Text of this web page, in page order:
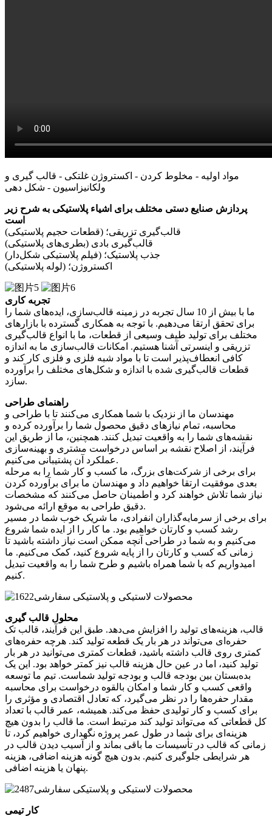
مواد اولیه - مخلوط کردن - اکستروژن غلتکی - قالب گیری و
ولکانیزاسیون - شکل دهی
پردازش صنایع دستی مختلف برای اشیاء پلاستیکی به شرح زیر
است
قالب‌گیری تزریقی؛ (قطعات حجیم پلاستیکی)
قالب‌گیری بادی (بطری‌های پلاستیکی)
جذب پلاستیک؛ (فیلم پلاستیکی شکل‌دار)
اکستروژن؛ (لوله پلاستیکی)
تجربه کاری
ما با بیش از 10 سال تجربه در زمینه قالب‌سازی، ایده‌های شما را
برای تحقق ارتقا می‌دهیم. با توجه به همکاری گسترده با بازارهای
مختلف برای تولید طیف وسیعی از قطعات، ما با انواع قالب‌گیری
تزریقی و اینسرتی آشنا هستیم. امکانات قالب‌سازی ما به اندازه
کافی انعطاف‌پذیر است تا با مواد شبه فلزی و فلزی کار کند و
قطعات قالب‌گیری شده با اندازه و شکل‌های مختلف را برآورده
سازد.
راهنمای طراحی
مهندسان ما از نزدیک با شما همکاری می‌کنند تا با طراحی و
محاسبه، تمام نیازهای دقیق محصول شما را برآورده کرده و
نقشه‌های شما را به واقعیت تبدیل کنند. همچنین، ما از طریق این
فرآیند، از اصلاح نقشه بر اساس درخواست مشتری و بهینه‌سازی
عملکرد آن پشتیبانی می‌کنیم.
برای برخی از شرکت‌های بزرگ، ما کسب و کار شما را به مرحله
بعدی موفقیت ارتقا خواهیم داد و مهندسان ما برای برآورده کردن
نیاز شما تلاش خواهند کرد و اطمینان حاصل می‌کنند که مشخصات
دقیق طراحی به موقع ارائه می‌شود.
برای برخی از سرمایه‌گذاران انفرادی، ما شریک خوب شما در مسیر
رشد کسب و کارتان خواهیم بود. ما کار را از ایده شما شروع
می‌کنیم و به شما در طراحی آنچه ممکن است نیاز داشته باشید تا
زمانی که کسب و کارتان را از پایه شروع کنید، کمک می‌کنیم. ما
امیدواریم که با شما همراه باشیم و طرح شما را به واقعیت تبدیل
کنیم.
محلول قالب گیری
قالب، هزینه‌های تولید را افزایش می‌دهد. طبق این فرآیند، قالب تک
حفره‌ای می‌تواند در هر بار یک قطعه تولید کند. هرچه حفره‌های
کمتری روی قالب داشته باشید، قطعات کمتری می‌توانید در هر بار
تولید کنید، اما در عین حال هزینه قالب نیز کمتر خواهد بود. این یک
بده‌بستان بین بودجه قالب و بودجه تولید شماست. تیم ما توسعه
واقعی کسب و کار شما و امکان بالقوه درخواست برای محاسبه
مقدار حفره‌ها را در نظر می‌گیرد، که تعادل اقتصادی و مؤثری را
برای کسب و کار تولیدی حفظ می‌کند. همیشه، عمر قالب با تعداد
کل قطعاتی که می‌تواند تولید کند مرتبط است. ما قالب را بدون هیچ
هزینه‌ای برای شما در طول عمر پروژه نگهداری خواهیم کرد، تا
زمانی که قالب در تأسیسات ما باقی بماند و از آسیب دیدن قالب در
هر شرایطی جلوگیری کنیم. بدون هیچ گونه هزینه اضافی، هزینه
پنهان یا هزینه اضافی.
کار تیمی